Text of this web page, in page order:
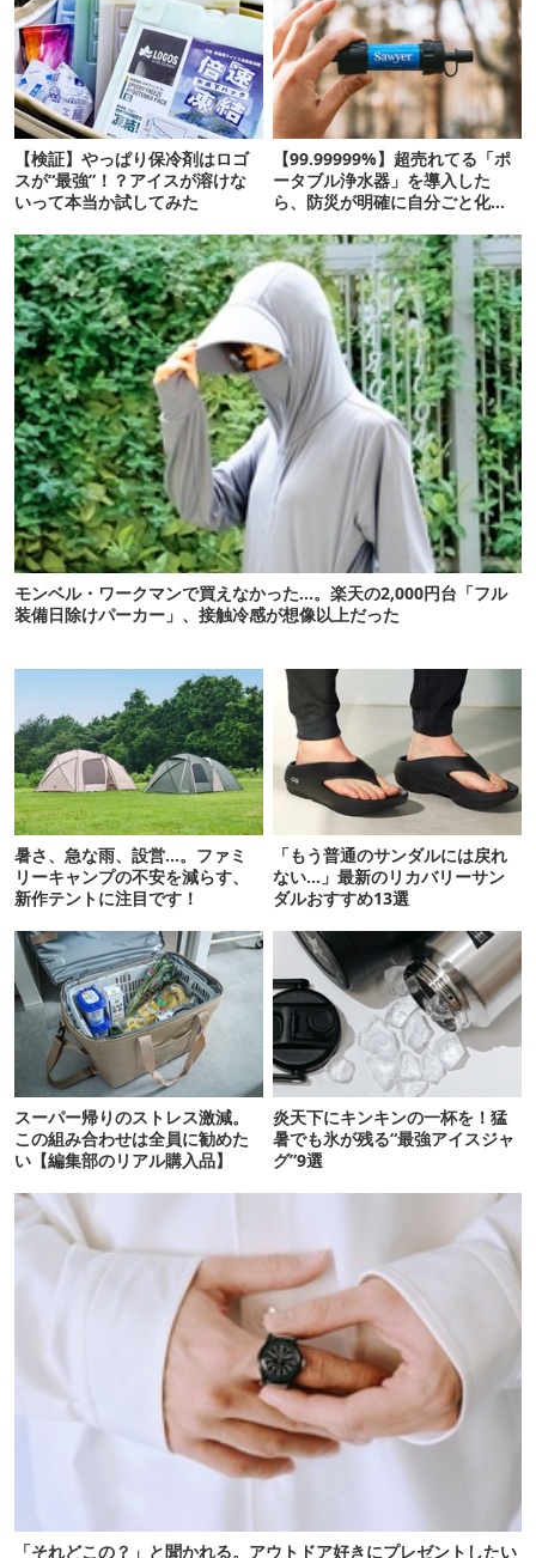
【検証】やっぱり保冷剤はロゴ
スが“最強”！？アイスが溶けな
いって本当か試してみた
【99.99999%】超売れてる「ポ
ータブル浄水器」を導入した
ら、防災が明確に自分ごと化し
モンベル・ワークマンで買えなかった…。楽天の2,000円台「フル
装備日除けパーカー」、接触冷感が想像以上だった
暑さ、急な雨、設営…。ファミ
リーキャンプの不安を減らす、
新作テントに注目です！
「もう普通のサンダルには戻れ
ない…」最新のリカバリーサン
ダルおすすめ13選
スーパー帰りのストレス激減。
この組み合わせは全員に勧めた
い【編集部のリアル購入品】
炎天下にキンキンの一杯を！猛
暑でも氷が残る“最強アイスジャ
グ”9選
「それどこの？」と聞かれる。アウトドア好きにプレゼントしたい